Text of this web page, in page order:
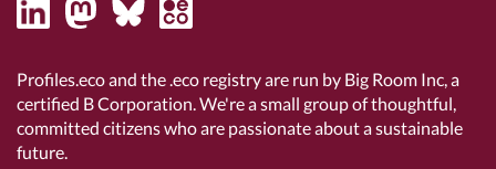
Profiles.eco and the .eco registry are run by Big Room Inc, a
certified B Corporation . We're a small group of thoughtful,
committed citizens who are passionate about a sustainable
future.